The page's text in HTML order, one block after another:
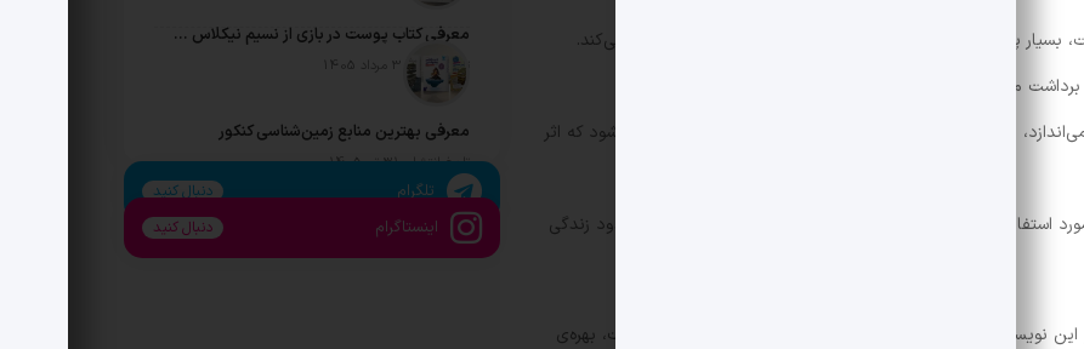
پیش آمده که اتفاقا منتقد، کتابی را برای ضدنقد انتخاب می‌کند.
می‌شود؛ به‌خصوص اگر در مورد کتابی عامه‌پسند باشد!
مشکلات ساختاری، زبانی و بینشی یک کتاب هم باعث می‌شود که اثر
ادبیات، غالبا تکراری شده‌اند چراکه ما در دنیایی محدود زندگی
نویسنده است که بایستی از موضوعاتی پرکاربرد در تاریخ ادبیات، بهره‌ی
معرفی کتاب پوست در بازی از نسیم نیکلاس طالب
تاریخ انتشار: 3 مرداد 1405
معرفی بهترین منابع زمین‌شناسی کنکور
تاریخ انتشار: 31 تیر 1405
تلگرام دنبال کنید
اینستاگرام دنبال کنید